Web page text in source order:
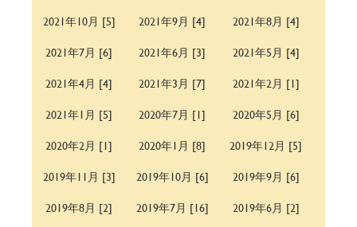
2021年10月 [5]
2021年9月 [4]
2021年8月 [4]
2021年7月 [6]
2021年6月 [3]
2021年5月 [4]
2021年4月 [4]
2021年3月 [7]
2021年2月 [1]
2021年1月 [5]
2020年7月 [1]
2020年5月 [6]
2020年2月 [1]
2020年1月 [8]
2019年12月 [5]
2019年11月 [3]
2019年10月 [6]
2019年9月 [6]
2019年8月 [2]
2019年7月 [16]
2019年6月 [2]